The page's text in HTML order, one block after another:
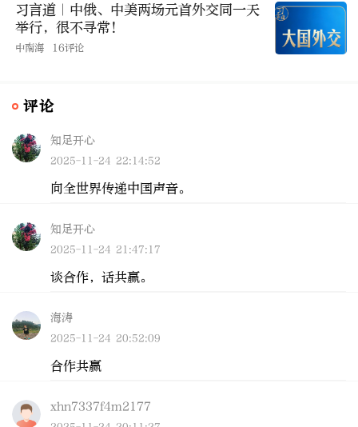
习言道｜中俄、中美两场元首外交同一天
举行，很不寻常！
中南海 16评论
评论
知足开心
2025-11-24 22:14:52
向全世界传递中国声音。
知足开心
2025-11-24 21:47:17
谈合作，话共赢。
海涛
2025-11-24 20:52:09
合作共赢
xhn7337f4m2177